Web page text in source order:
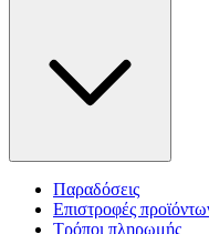
Παραδόσεις
Επιστροφές
Τρόποι πληρωμής